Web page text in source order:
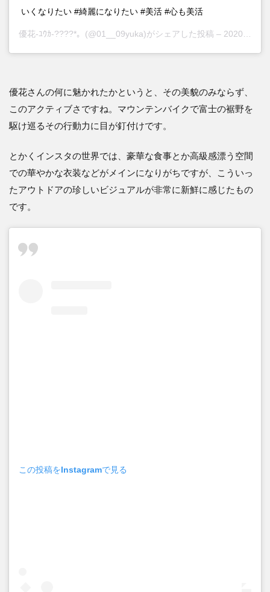
いくなりたい #綺麗になりたい #美活 #心も美活
優花-ﾕｳｶ-????*。 (@01__09yuka)がシェアした投稿 – 2020年10月月17日午前11時32分PDT
優花さんの何に魅かれたかというと、その美貌のみならず、
このアクティブさですね。マウンテンバイクで富士の裾野を
駆け巡るその行動力に目が釘付けです。
とかくインスタの世界では、豪華な食事とか高級感漂う空間
での華やかな衣装などがメインになりがちですが、こういっ
たアウトドアの珍しいビジュアルが非常に新鮮に感じたもの
です。
この投稿をInstagramで見る